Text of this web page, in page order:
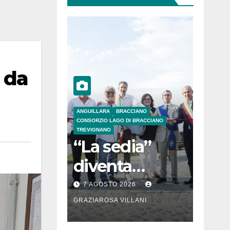
ANGUILLARA
BRACCIANO
CONSORZIO LAGO DI BRACCIANO
TREVIGNANO
“La sedia”
diventa
Belvedere sul
lago di
Bracciano: ieri
7 AGOSTO 2026
GRAZIAROSA VILLANI